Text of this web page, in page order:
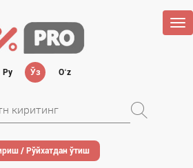
Ру Ўз Oʻz
/ Рўйхатдан ўтиш